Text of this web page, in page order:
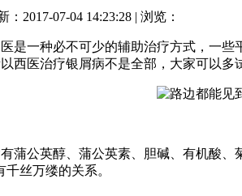
：2017-07-04 14:23:28 | 浏览：
是一种必不可少的辅助治疗方式，一
西医治疗银屑病不是全部，大家可以多
蒲公英醇、蒲公英素、胆碱、有机酸
丝万缕的关系。